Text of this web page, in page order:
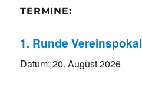
TERMINE:
1. Runde Vereinspokal
Datum:20. August 2026